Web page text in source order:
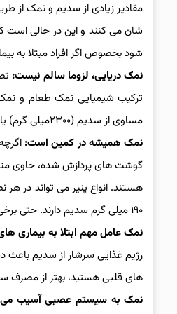
شود بخصوص اگر افراد مبتلا به
نمک دریایی، لزوما سالم نیست:
ترکیب شیمیایی نمک طعام و
مساوی از سدیم (۲۳۰۰میلی گرم) یافت می شود.
نمک همیشه در کمین است:
۱۹۰ میلی گرم سدیم دارند. حتی برخی غلات صبحانه برای کودکان حاوی ۲۰۰ تا ۳۰۰ میلی گرم نمک در هر فنجان هستند.
نمک عامل مهم ابتلا به بیماری
رژیم غذایی سرشار از سدیم
های قلبی هستید، بهتر از مصرف
نمک به سیستم عصبی آسیب می